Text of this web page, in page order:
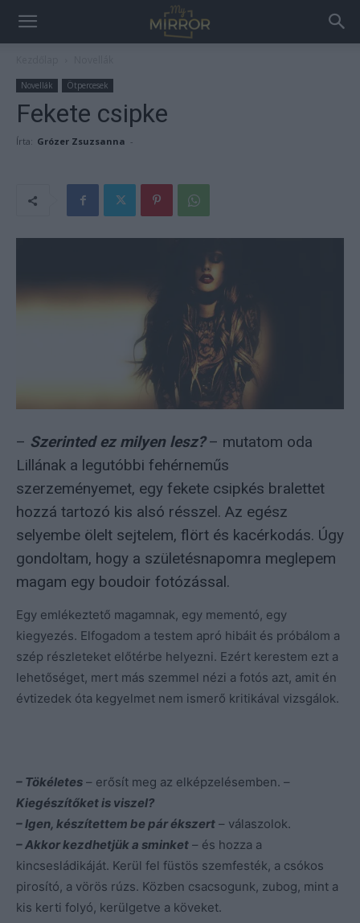
Novellák Ötpercesek
Fekete csipke
Írta: Grózer Zsuzsanna -
– Szerinted ez milyen lesz?– mutatom oda
Lillának a legutóbbi fehérneműs
szerzeményemet, egy fekete csipkés bralettet
hozzá tartozó kis alsó résszel. Az egész
selyembe ölelt sejtelem, flört és kacérkodás. Úgy
gondoltam, hogy a születésnapomra meglepem
magam egy boudoir fotózással.
Egy emlékeztető magamnak, egy mementó, egy
kiegyezés. Elfogadom a testem apró hibáit és próbálom a
szép részleteket előtérbe helyezni. Ezért kerestem ezt a
lehetőséget, mert más szemmel nézi a fotós azt, amit én
évtizedek óta kegyelmet nem ismerő kritikával vizsgálok.
– Tökéletes – erősít meg az elképzelésemben. –
Kiegészítőket is viszel?
– Igen, készítettem be pár ékszert – válaszolok.
– Akkor kezdhetjük a sminket – és hozza a
kincsesládikáját. Kerül fel füstös szemfesték, a csókos
pirosító, a vörös rúzs. Közben csacsogunk, zubog, mint a
kis kerti folyó, kerülgetve a köveket.